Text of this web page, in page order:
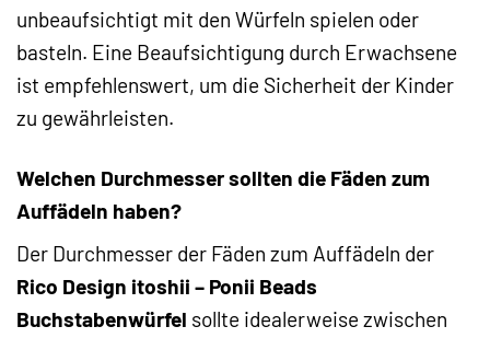
unbeaufsichtigt mit den Würfeln spielen oder
basteln. Eine Beaufsichtigung durch Erwachsene
ist empfehlenswert, um die Sicherheit der Kinder
zu gewährleisten.
Welchen Durchmesser sollten die Fäden zum
Auffädeln haben?
Der Durchmesser der Fäden zum Auffädeln der
Rico Design itoshii – Ponii Beads
Buchstabenwürfel sollte idealerweise zwischen